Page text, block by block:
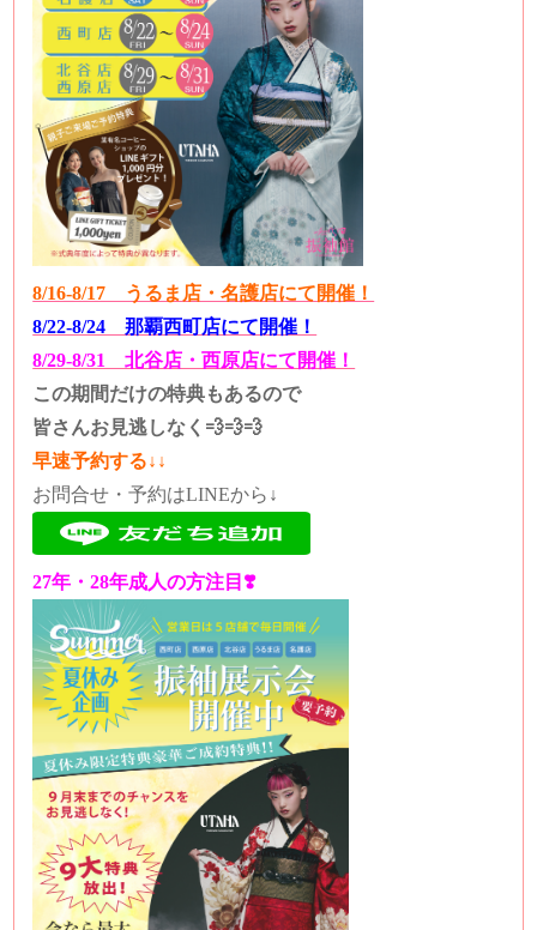
8/16-8/17 うるま店・名護店にて開催！
8/22-8/24 那覇西町店にて開催！
8/29-8/31 北谷店・西原店にて開催！
この期間だけの特典もあるので
皆さんお見逃しなく💨💨💨
早速予約する↓↓
お問合せ・予約はLINEから↓
27年・28年成人の方注目❣️